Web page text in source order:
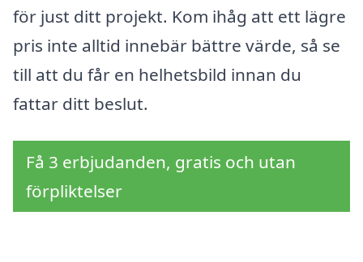
för just ditt projekt. Kom ihåg att ett lägre
pris inte alltid innebär bättre värde, så se
till att du får en helhetsbild innan du
fattar ditt beslut.
Få 3 erbjudanden, gratis och utan
förpliktelser